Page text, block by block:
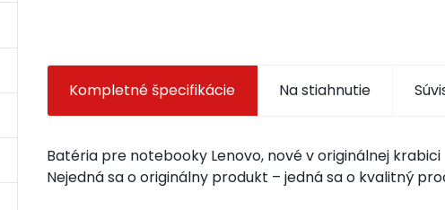
Kompletné špecifikácie Na stiahnutie
Batéria pre notebooky Lenovo, nové v originálnej krabici
Nejedná sa o originálny produkt – jedná sa o kvalitný